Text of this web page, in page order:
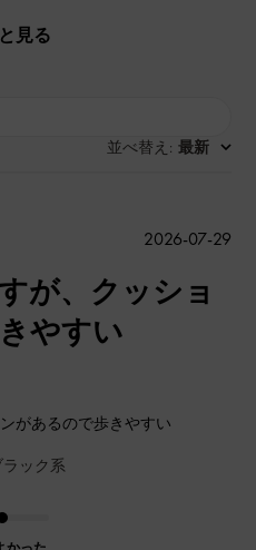
見る
並べ替え : 最新
が、クッショ
やすい
があるので歩きやすい
ラック系
公
2026-07-29